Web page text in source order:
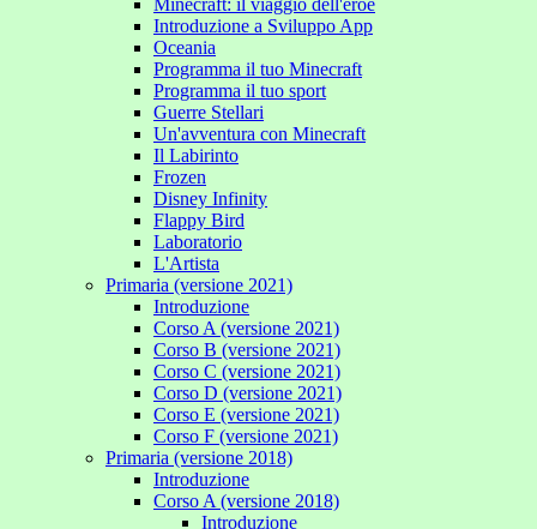
Minecraft: il viaggio dell'eroe
Introduzione a Sviluppo App
Oceania
Programma il tuo Minecraft
Programma il tuo sport
Guerre Stellari
Un'avventura con Minecraft
Il Labirinto
Frozen
Disney Infinity
Flappy Bird
Laboratorio
L'Artista
Primaria (versione 2021)
Introduzione
Corso A (versione 2021)
Corso B (versione 2021)
Corso C (versione 2021)
Corso D (versione 2021)
Corso E (versione 2021)
Corso F (versione 2021)
Primaria (versione 2018)
Introduzione
Corso A (versione 2018)
Introduzione